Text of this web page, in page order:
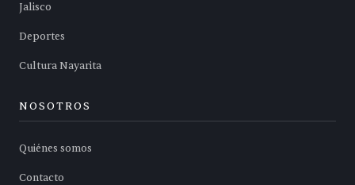
Jalisco
Deportes
Cultura Nayarita
NOSOTROS
Quiénes somos
Contacto